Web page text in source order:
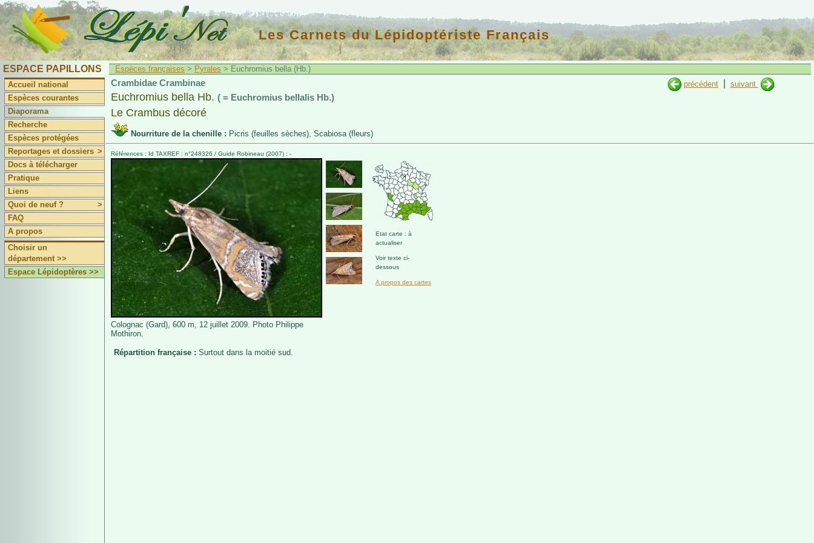
Les Carnets du Lépidoptériste Français
ESPACE PAPILLONS
Accueil national
Espèces courantes
Diaporama
Recherche
Espèces protégées
Reportages et dossiers >
Docs à télécharger
Pratique
Liens
Quoi de neuf ?
>
FAQ
A propos
Choisir un
département >>
Espace Lépidoptères >>
Espèces françaises > Pyrales > Euchromius bella (Hb.)
précédent
suivant
Crambidae Crambinae
Euchromius bella Hb. ( = Euchromius bellalis Hb.)
Le Crambus décoré
Nourriture de la chenille : Picris (feuilles sèches), Scabiosa (fleurs)
Références : Id TAXREF : n°248326 / Guide Robineau (2007) : -
Colognac (Gard), 600 m, 12 juillet 2009. Photo Philippe
Mothiron.
Etat carte : à
actualiser
Voir texte ci-
dessous
A propos des cartes
Répartition française : Surtout dans la moitié sud.